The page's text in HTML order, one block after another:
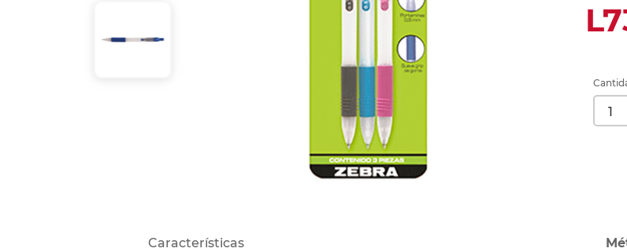
Ver más
Etiquetas inkjet y láser
Refuerzos para carpeta
Ver más
Ver más
Características